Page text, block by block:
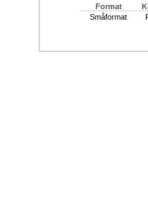
Format
Småformat